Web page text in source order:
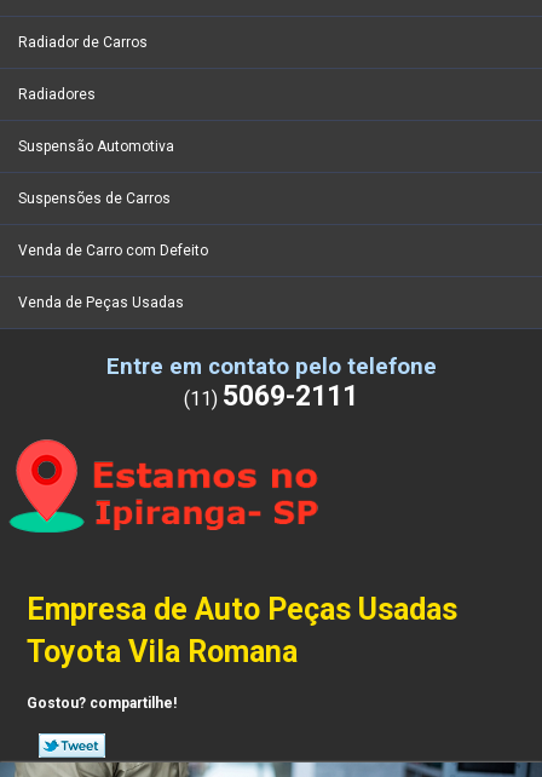
Radiador de Carros
Radiadores
Suspensão Automotiva
Suspensões de Carros
Venda de Carro com Defeito
Venda de Peças Usadas
Entre em contato pelo telefone
(11) 5069-2111
Empresa de Auto Peças Usadas
Toyota Vila Romana
Gostou? compartilhe!